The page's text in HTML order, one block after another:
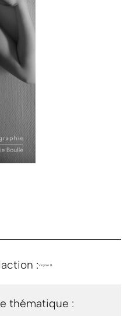
:Virginie B.
thématique :